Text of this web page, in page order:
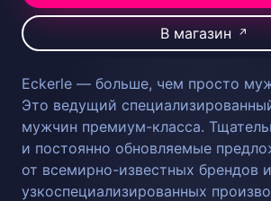
В магазин ↗
Eckerle — больше, чем просто
Это ведущий
мужчин премиум-класса.
и постоянно обновляемые
от всемирно-известных брендов
узкоспециализированных